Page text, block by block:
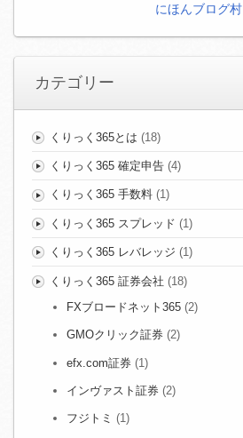
にほんブログ村
カテゴリー
くりっく365とは (18)
くりっく365 確定申告(4)
くりっく365 手数料(1)
くりっく365 スプレッド (1)
くりっく365 レバレッジ (1)
くりっく365 証券会社 (18)
FXブロードネット365 (2)
GMOクリック証券 (2)
efx.com証券 (1)
インヴァスト証券 (2)
フジトミ (1)